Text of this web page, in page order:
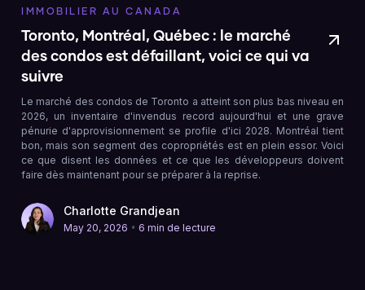
IMMOBILIER AU CANADA
Toronto, Montréal, Québec : le marché
des condos est défaillant, voici ce qui va
suivre
Le marché des condos de Toronto a atteint son plus bas niveau en
2026, un inventaire d'invendus record aujourd'hui et une grave
pénurie d'approvisionnement se profile d'ici 2028. Montréal tient
bon, mais son segment des copropriétés est en plein essor. Voici
ce que disent les données et ce que les développeurs doivent
faire dès maintenant pour se préparer à la reprise.
Charlotte Grandjean
May 20, 2026 • 6 min de lecture